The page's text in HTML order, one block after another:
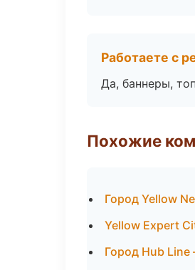
Работаете с
Да, баннеры,
Похожие
Город Yellow
Yellow Expert
Город Hub